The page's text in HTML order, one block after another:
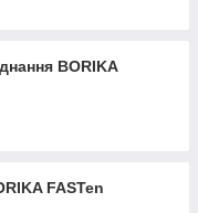
BORIKA
FASTen